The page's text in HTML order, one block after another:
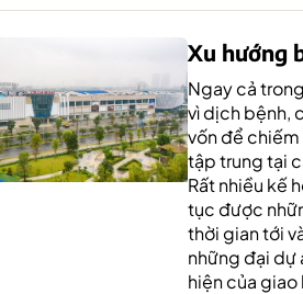
Xu hướng
Ngay cả
vì dịch bệnh,
vốn để
tập trung tại
Rất nhiều kế
tục được
thời gian tới
những đại dự
hiện của giao